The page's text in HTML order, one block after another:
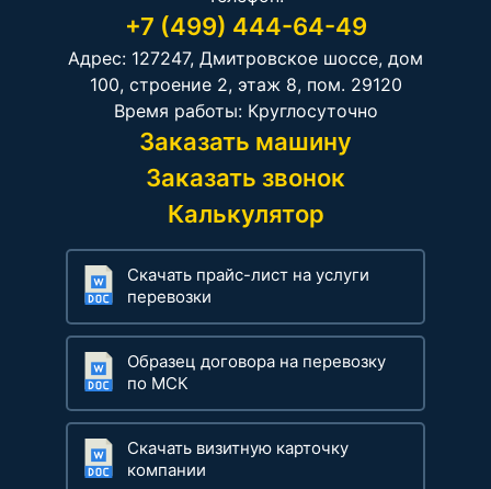
+7 (499) 444-64-49
Адрес: 127247, Дмитровское шоссе, дом
100, строение 2, этаж 8, пом. 29120
Время работы: Круглосуточно
Заказать машину
Заказать звонок
Калькулятор
Скачать прайс-лист на услуги
перевозки
Образец договора на перевозку
по МСК
Скачать визитную карточку
компании